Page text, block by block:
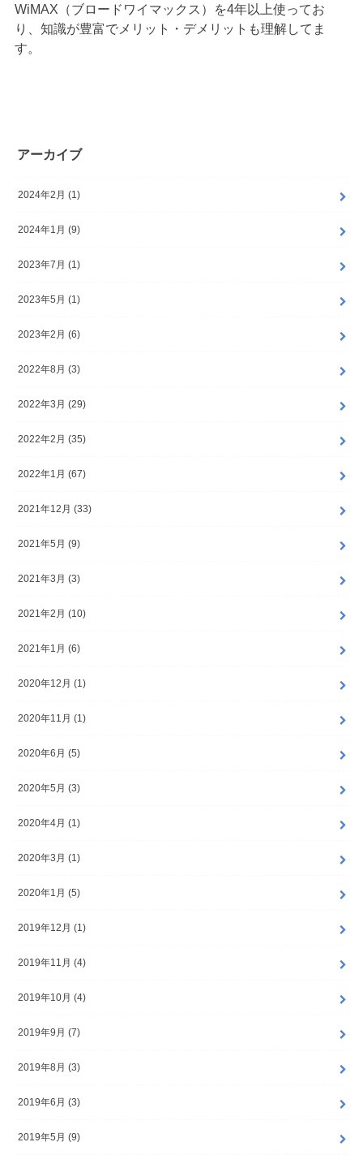
WiMAX（ブロードワイマックス）を4年以上使ってお
り、知識が豊富でメリット・デメリットも理解してま
す。
アーカイブ
2024年2月 (1)
2024年1月 (9)
2023年7月 (1)
2023年5月 (1)
2023年2月 (6)
2022年8月 (3)
2022年3月 (29)
2022年2月 (35)
2022年1月 (67)
2021年12月 (33)
2021年5月 (9)
2021年3月 (3)
2021年2月 (10)
2021年1月 (6)
2020年12月 (1)
2020年11月 (1)
2020年6月 (5)
2020年5月 (3)
2020年4月 (1)
2020年3月 (1)
2020年1月 (5)
2019年12月 (1)
2019年11月 (4)
2019年10月 (4)
2019年9月 (7)
2019年8月 (3)
2019年6月 (3)
2019年5月 (9)